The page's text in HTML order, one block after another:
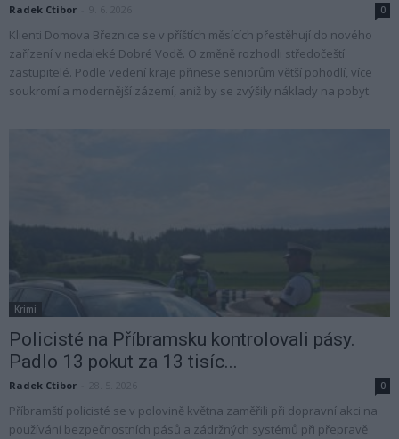
Radek Ctibor 0
Klienti Domova Březnice se v příštích měsících přestěhují do nového
zařízení v nedaleké Dobré Vodě. O změně rozhodli středočeští
zastupitelé. Podle vedení kraje přinese seniorům větší pohodlí, více
soukromí a modernější zázemí, aniž by se zvýšily náklady na pobyt.
Krimi
Policisté na Příbramsku kontrolovali pásy.
Padlo 13 pokut za 13 tisíc...
Radek Ctibor 0
Příbramští policisté se v polovině května zaměřili při dopravní akci na
používání bezpečnostních pásů a zádržných systémů při přepravě